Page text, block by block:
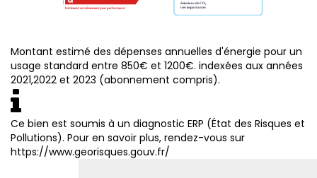
Montant estimé des dépenses annuelles d'énergie pour un
usage standard entre 850€ et 1200€. indexées aux années
2021,2022 et 2023 (abonnement compris).
Ce bien est soumis à un diagnostic ERP (État des Risques et
Pollutions). Pour en savoir plus, rendez-vous sur
https://www.georisques.gouv.fr/